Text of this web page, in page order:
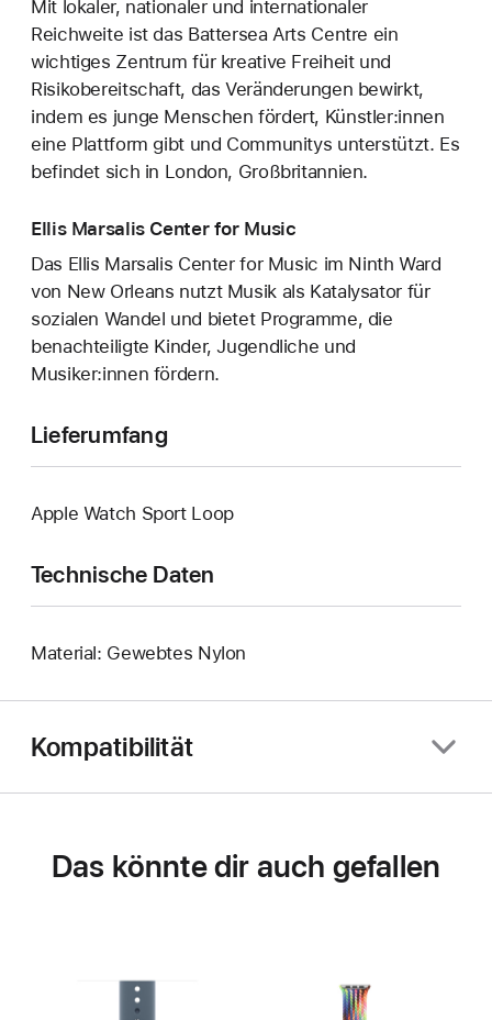
Mit lokaler, nationaler und internationaler
Reichweite ist das Battersea Arts Centre ein
wichtiges Zentrum für kreative Freiheit und
Risikobereitschaft, das Veränderungen bewirkt,
indem es junge Menschen fördert, Künstler:innen
eine Plattform gibt und Communitys unterstützt. Es
befindet sich in London, Großbritannien.
Ellis Marsalis Center for Music
Das Ellis Marsalis Center for Music im Ninth Ward
von New Orleans nutzt Musik als Katalysator für
sozialen Wandel und bietet Programme, die
benachteiligte Kinder, Jugendliche und
Musiker:innen fördern.
Lieferumfang
Apple Watch Sport Loop
Technische Daten
Material: Gewebtes Nylon
Kompatibilität
Das könnte dir auch gefallen